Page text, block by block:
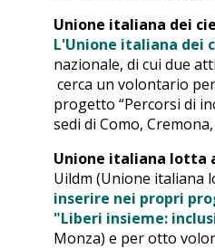
Unione italiana dei
L'Unione italiana dei
nazionale, di cui due
cerca un volontario
progetto “Percorsi di
sedi di Como,
Unione italiana lotta
Uildm (Unione italiana
inserire nei propri
"Liberi insieme:
Monza) e per otto